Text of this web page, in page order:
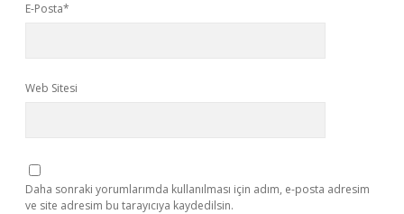
E-Posta*
Web Sitesi
Daha sonraki yorumlarımda kullanılması için adım, e-posta adresim
ve site adresim bu tarayıcıya kaydedilsin.